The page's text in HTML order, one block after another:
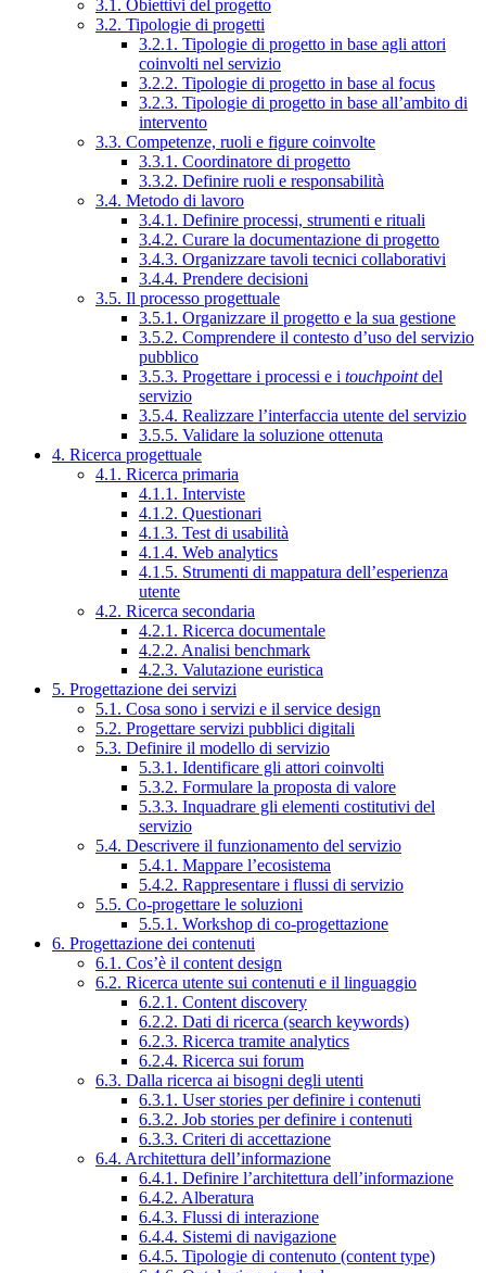
3.1. Obiettivi del progetto
3.2. Tipologie di progetti
3.2.1. Tipologie di progetto in base agli attori
coinvolti nel servizio
3.2.2. Tipologie di progetto in base al focus
3.2.3. Tipologie di progetto in base all’ambito di
intervento
3.3. Competenze, ruoli e figure coinvolte
3.3.1. Coordinatore di progetto
3.3.2. Definire ruoli e responsabilità
3.4. Metodo di lavoro
3.4.1. Definire processi, strumenti e rituali
3.4.2. Curare la documentazione di progetto
3.4.3. Organizzare tavoli tecnici collaborativi
3.4.4. Prendere decisioni
3.5. Il processo progettuale
3.5.1. Organizzare il progetto e la sua gestione
3.5.2. Comprendere il contesto d’uso del servizio
pubblico
3.5.3. Progettare i processi e i touchpointdel
servizio
3.5.4. Realizzare l’interfaccia utente del servizio
3.5.5. Validare la soluzione ottenuta
4. Ricerca progettuale
4.1. Ricerca primaria
4.1.1. Interviste
4.1.2. Questionari
4.1.3. Test di usabilità
4.1.4. Web analytics
4.1.5. Strumenti di mappatura dell’esperienza
utente
4.2. Ricerca secondaria
4.2.1. Ricerca documentale
4.2.2. Analisi benchmark
4.2.3. Valutazione euristica
5. Progettazione dei servizi
5.1. Cosa sono i servizi e il service design
5.2. Progettare servizi pubblici digitali
5.3. Definire il modello di servizio
5.3.1. Identificare gli attori coinvolti
5.3.2. Formulare la proposta di valore
5.3.3. Inquadrare gli elementi costitutivi del
servizio
5.4. Descrivere il funzionamento del servizio
5.4.1. Mappare l’ecosistema
5.4.2. Rappresentare i flussi di servizio
5.5. Co-progettare le soluzioni
5.5.1. Workshop di co-progettazione
6. Progettazione dei contenuti
6.1. Cos’è il content design
6.2. Ricerca utente sui contenuti e il linguaggio
6.2.1. Content discovery
6.2.2. Dati di ricerca (search keywords)
6.2.3. Ricerca tramite analytics
6.2.4. Ricerca sui forum
6.3. Dalla ricerca ai bisogni degli utenti
6.3.1. User stories per definire i contenuti
6.3.2. Job stories per definire i contenuti
6.3.3. Criteri di accettazione
6.4. Architettura dell’informazione
6.4.1. Definire l’architettura dell’informazione
6.4.2. Alberatura
6.4.3. Flussi di interazione
6.4.4. Sistemi di navigazione
6.4.5. Tipologie di contenuto (content type)